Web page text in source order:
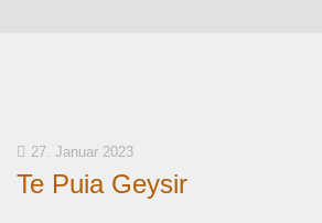
27. Januar 2023
Te Puia Geysir